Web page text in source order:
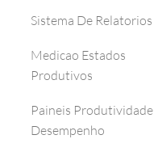
Sistema De Relatorios
Medicao Estados
Produtivos
Paineis Produtividade
Desempenho